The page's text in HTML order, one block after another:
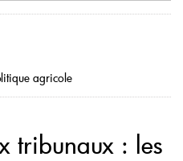
agricole
tribunaux : les